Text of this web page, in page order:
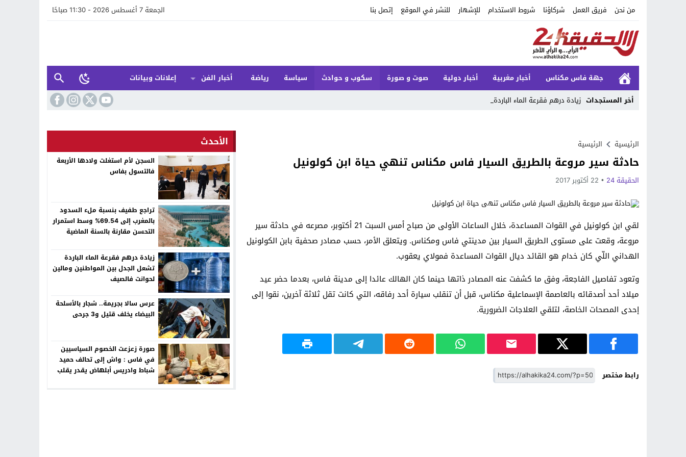
من نحن فريق العمل شركاؤنا شروط الاستخدام للإشهار للنشر في الموقع إتصل بنا الجمعة 7 أغسطس 2026 - 11:30 صباحًا
جهة فاس مكناس أخبار مغربية أخبار دولية صوت و صورة سكوب و حوادث سياسة رياضة أخبار الفن
إعلانات وبيانات
أخر المستجدات زيادة درهم فقرعة الماء الباردة تشع_
Previous
Next
الرئيسية الرئيسية
حادثة سير مروعة بالطريق السيار فاس مكناس تنهي حياة ابن كولونيل
الحقيقة 24 22 أكتوبر 2017
لقي ابن كولونيل في القوات المساعدة، خلال الساعات الأولى من صباح أمس السبت 21 أكتوبر، مصرعه في حادثة سير
مروعة، وقعت على مستوى الطريق السيار بين مدينتي فاس ومكناس. ويتعلق الأمر، حسب مصادر صحفية بابن الكولونيل
الهداني اللّي كان خدام هو القائد ديال القوات المساعدة فمولاي يعقوب.
وتعود تفاصيل الفاجعة، وفق ما كشفت عنه المصادر ذاتها حينما كان الهالك عائدا إلى مدينة فاس، بعدما حضر عيد
ميلاد أحد أصدقائه بالعاصمة الإسماعلية مكناس، قبل أن تنقلب سيارة أحد رفاقه، التي كانت تقل ثلاثة آخرين، نقوا إلى
إحدى المصحات الخاصة، لتلقي العلاجات الضرورية.
رابط مختصر
الأحدث
السجن لأم استغلت ولادها الأربعة
فالتسول بفاس
تراجع طفيف بنسبة ملء السدود
بالمغرب إلى 69.54% وسط استمرار
التحسن مقارنة بالسنة الماضية
زيادة درهم فقرعة الماء الباردة
تشعل الجدل بين المواطنين ومالين
لحوانت فالصيف
عرس سالا بجريمة.. شجار بالأسلحة
البيضاء يخلف قتيل و3 جرحى
صورة زعزعت الخصوم السياسيين
في فاس : واش إلى تحالف حميد
شباط وادريس أبلهاض يقدر يقلب